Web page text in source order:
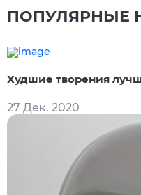
ПОПУЛЯРНЫЕ
Худшие творения
27 Дек. 2020